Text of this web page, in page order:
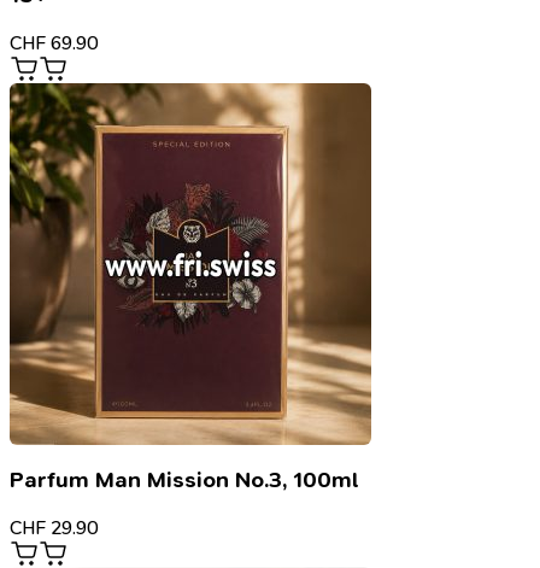
CHF 69.90
Parfum Man Mission No.3, 100ml
CHF 29.90